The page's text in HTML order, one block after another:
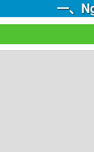
一、